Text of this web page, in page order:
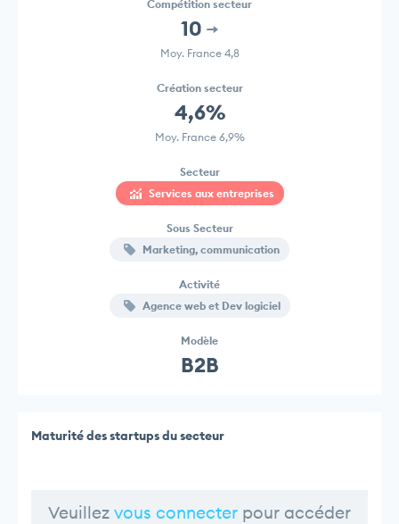
Compétition secteur
10
Moy. France 4,8
Création secteur
4,6%
Moy. France 6,9%
Secteur
Services aux entreprises
Sous Secteur
Marketing, communication
Activité
Agence web et Dev logiciel
Modèle
B2B
Maturité des startups du secteur
Veuillez vous connecter pour accéder